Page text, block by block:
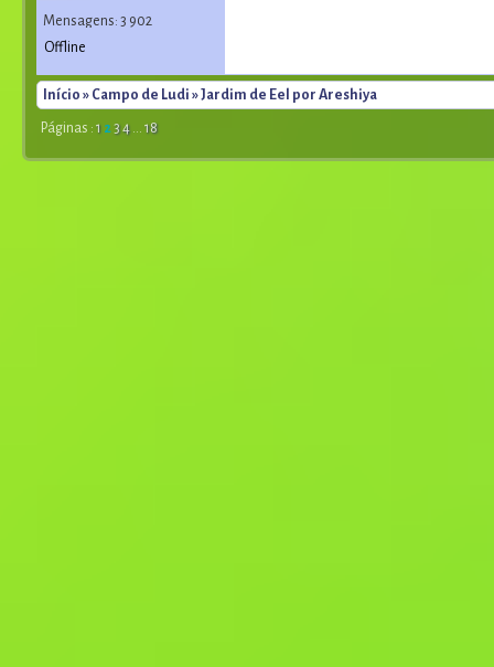
Mensagens: 3 902
Offline
Início » Campo de Ludi » Jardim de Eel por Areshiya
Páginas : 1 234 ... 18